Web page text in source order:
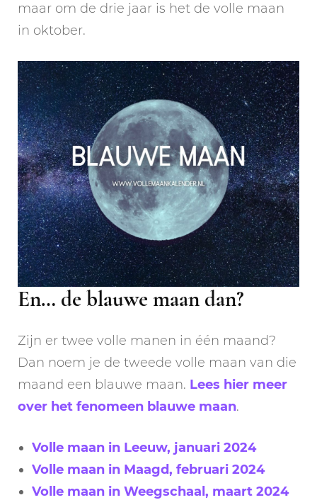
maar om de drie jaar is het de volle maan
in oktober.
En… de blauwe maan dan?
Zijn er twee volle manen in één maand?
Dan noem je de tweede volle maan van die
maand een blauwe maan. Lees hier meer
over het fenomeen blauwe maan.
Volle maan in Leeuw, januari 2024
Volle maan in Maagd, februari 2024
Volle maan in Weegschaal, maart 2024